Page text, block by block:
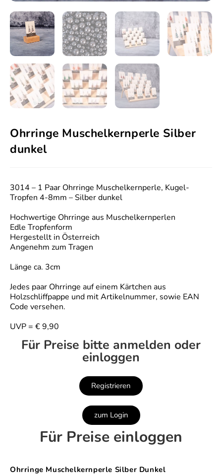
Ohrringe Muschelkernperle Silber
dunkel
3014 – 1 Paar Ohrringe Muschelkernperle, Kugel-
Tropfen 4-8mm – Silber dunkel
Hochwertige Ohrringe aus Muschelkernperlen
Edle Tropfenform
Hergestellt in Österreich
Angenehm zum Tragen
Länge ca. 3cm
Jedes paar Ohrringe auf einem Kärtchen aus
Holzschliffpappe und mit Artikelnummer, sowie EAN
Code versehen.
UVP = € 9,90
Für Preise bitte anmelden oder
einloggen
Registrieren
zum Login
Für Preise einloggen
Ohrringe Muschelkernperle Silber Dunkel